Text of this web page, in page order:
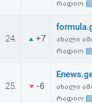
პაროლის
აღდგენა
რადიო
24. +7
ახალი
რადიო
25. -6
ახალი
რადიო